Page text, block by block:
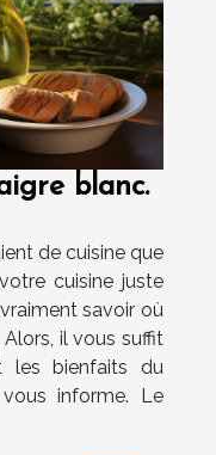
blanc.
de cuisine que
cuisine juste
savoir où
il vous suffit
les bienfaits du
informe. Le